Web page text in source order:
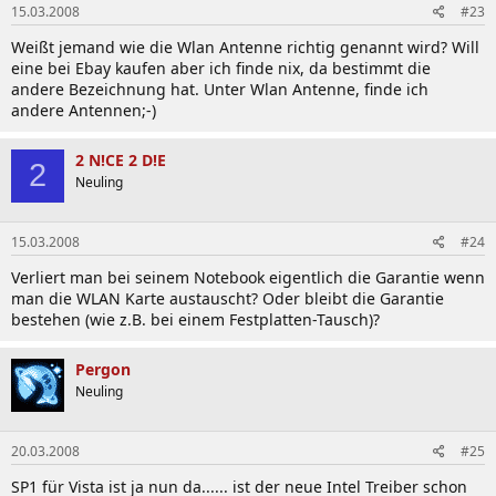
15.03.2008 #23
Weißt jemand wie die Wlan Antenne richtig genannt wird? Will
eine bei Ebay kaufen aber ich finde nix, da bestimmt die
andere Bezeichnung hat. Unter Wlan Antenne, finde ich
andere Antennen;-)
2 2 N!CE 2 D!E
Neuling
15.03.2008 #24
Verliert man bei seinem Notebook eigentlich die Garantie wenn
man die WLAN Karte austauscht? Oder bleibt die Garantie
bestehen (wie z.B. bei einem Festplatten-Tausch)?
Pergon
Neuling
20.03.2008 #25
SP1 für Vista ist ja nun da...... ist der neue Intel Treiber schon